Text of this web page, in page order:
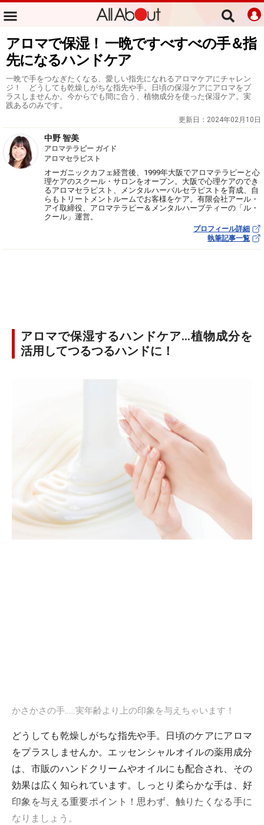
アロマで保湿！ 一晩ですべすべの手＆指
先になるハンドケア
一晩で手をつなぎたくなる、愛しい指先になれるアロマケアにチャレン
ジ！ どうしても乾燥しがちな指先や手。日頃の保湿ケアにアロマをプ
ラスしませんか。今からでも間に合う、植物成分を使った保湿ケア。実
践あるのみです。
更新日： 2024年02月10日
中野 智美
アロマテラピー ガイド
アロマセラピスト
オーガニックカフェ経営後、1999年大阪でアロマテラピーと心
理ケアのスクール・サロンをオープン。大阪で心理ケアのでき
るアロマセラピスト、メンタルハーバルセラピストを育成、自
らもトリートメントルームでお客様をケア。有限会社アール・
アイ取締役、アロマテラピー＆メンタルハーブティーの「ル・
クール」運営。
プロフィール詳細
執筆記事一覧
アロマで保湿するハンドケア…植物成分を
活用してつるつるハンドに！
かさかさの手……実年齢より上の印象を与えちゃいます！
どうしても乾燥しがちな指先や手。日頃のケアにアロマ
をプラスしませんか。エッセンシャルオイルの薬用成分
は、市販のハンドクリームやオイルにも配合され、その
効果は広く知られています。しっとり柔らかな手は、好
印象を与える重要ポイント！思わず、触りたくなる手に
なりましょう。